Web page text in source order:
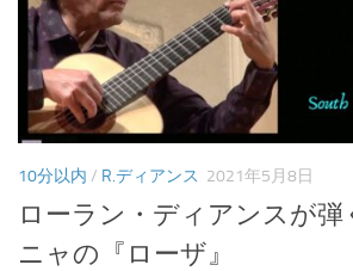
10分以内 / R.ディアンス 2021年5月8日
ローラン・ディアンスが弾
ニャの『ローザ』